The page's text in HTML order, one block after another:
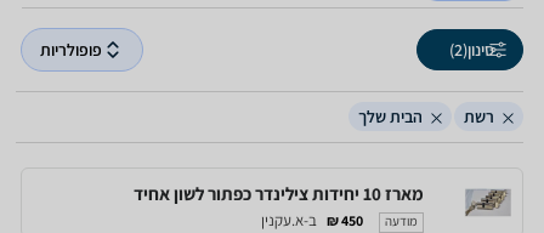
סינון(2) פופולריות
רשת הבית שלך
מארז 10 יחידות צילינדר כפתור לשון אחיד
מודעה 450 ₪ ב-א.עקנין